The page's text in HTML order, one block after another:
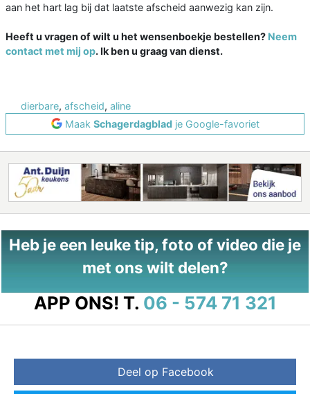
aan het hart lag bij dat laatste afscheid aanwezig kan zijn.
Heeft u vragen of wilt u het wensenboekje bestellen? Neem
contact met mij op. Ik ben u graag van dienst.
dierbare, afscheid, aline
Maak Schagerdagbladje Google-favoriet
Heb je een leuke tip, foto of video die je
met ons wilt delen?
APP ONS! T. 06 - 574 71 321
Deel op Facebook